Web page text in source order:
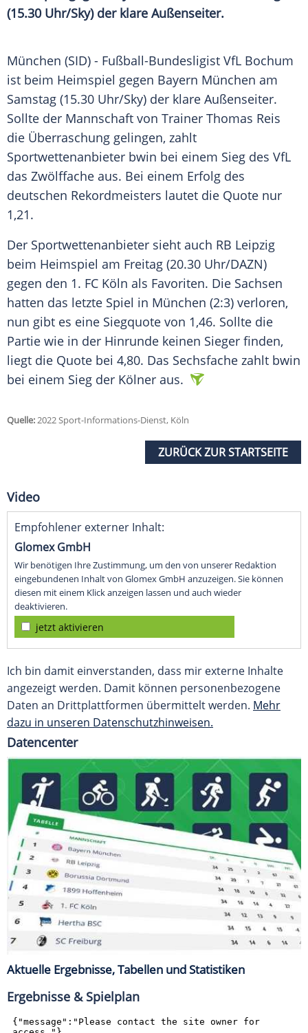
(15.30 Uhr/Sky) der klare Außenseiter.
München (SID) - Fußball-Bundesligist VfL Bochum
ist beim Heimspiel gegen Bayern München am
Samstag (15.30 Uhr/Sky) der klare Außenseiter.
Sollte der Mannschaft von Trainer Thomas Reis
die Überraschung gelingen, zahlt
Sportwettenanbieter bwin bei einem Sieg des VfL
das Zwölffache aus. Bei einem Erfolg des
deutschen Rekordmeisters lautet die Quote nur
1,21.
Der Sportwettenanbieter sieht auch RB Leipzig
beim Heimspiel am Freitag (20.30 Uhr/DAZN)
gegen den 1. FC Köln als Favoriten. Die Sachsen
hatten das letzte Spiel in München (2:3) verloren,
nun gibt es eine Siegquote von 1,46. Sollte die
Partie wie in der Hinrunde keinen Sieger finden,
liegt die Quote bei 4,80. Das Sechsfache zahlt bwin
bei einem Sieg der Kölner aus.
Quelle:2022 Sport-Informations-Dienst, Köln
ZURÜCK ZUR STARTSEITE
Video
Empfohlener externer Inhalt:
Glomex GmbH
Wir benötigen Ihre Zustimmung, um den von unserer Redaktion
eingebundenen Inhalt von Glomex GmbH anzuzeigen. Sie können
diesen mit einem Klick anzeigen lassen und auch wieder
deaktivieren.
jetzt aktivieren
Ich bin damit einverstanden, dass mir externe Inhalte
angezeigt werden. Damit können personenbezogene
Daten an Drittplattformen übermittelt werden. Mehr
dazu in unseren Datenschutzhinweisen.
Datencenter
Aktuelle Ergebnisse, Tabellen und Statistiken
Ergebnisse & Spielplan